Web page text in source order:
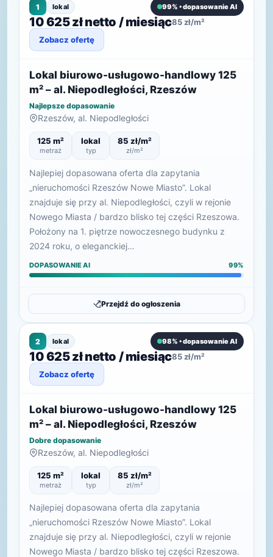
1 lokal 99% • dopasowanie AI
10 625 zł netto / miesiąc85 zł/m²
Zobacz ofertę
Lokal biurowo-usługowo-handlowy 125
m² – al. Niepodległości, Rzeszów
Najlepsze dopasowanie
Rzeszów, al. Niepodległości
125 m²
metraż
lokal
typ
85 zł/m²
zł/m²
Najlepiej dopasowana oferta dla zapytania
„nieruchomości Rzeszów Nowe Miasto”. Lokal
znajduje się przy al. Niepodległości, czyli w rejonie
Nowego Miasta / bardzo blisko tej części Rzeszowa.
Położony na 1. piętrze nowoczesnego budynku z
2024 roku, o eleganckiej…
DOPASOWANIE AI 99%
Przejdź do ogłoszenia
2 lokal 98% • dopasowanie AI
10 625 zł netto / miesiąc85 zł/m²
Zobacz ofertę
Lokal biurowo-usługowo-handlowy 125
m² – al. Niepodległości, Rzeszów
Dobre dopasowanie
Rzeszów, al. Niepodległości
125 m²
metraż
lokal
typ
85 zł/m²
zł/m²
Najlepiej dopasowana oferta dla zapytania
„nieruchomości Rzeszów Nowe Miasto”. Lokal
znajduje się przy al. Niepodległości, czyli w rejonie
Nowego Miasta / bardzo blisko tej części Rzeszowa.